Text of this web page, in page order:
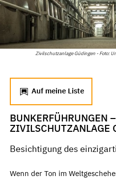
Zivilschutzanlage Güdingen - Foto:
Auf meine Liste
BUNKERFÜHRUNGEN –
ZIVILSCHUTZANLAGE
Besichtigung des
Wenn der Ton im